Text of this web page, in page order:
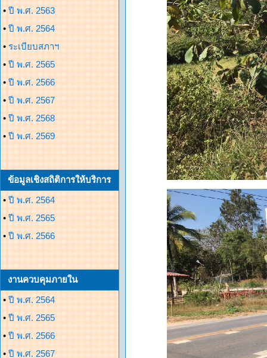
• ปี พ.ศ. 2563
• ปี พ.ศ. 2564
• ระเบียบสภาฯ
• ปี พ.ศ. 2565
• ปี พ.ศ. 2566
• ปี พ.ศ. 2567
• ปี พ.ศ. 2568
• ปี พ.ศ. 2569
ข้อมูลเชิงสถิติการให้บริการ
• ปี พ.ศ. 2564
• ปี พ.ศ. 2565
• ปี พ.ศ. 2566
งานควบคุมภายใน
• ปี พ.ศ. 2564
• ปี พ.ศ. 2565
• ปี พ.ศ. 2566
• ปี พ.ศ. 2567